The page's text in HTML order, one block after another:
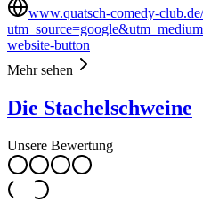
www.quatsch-comedy-
website-button
Mehr sehen
Die Stachelschweine
Unsere Bewertung